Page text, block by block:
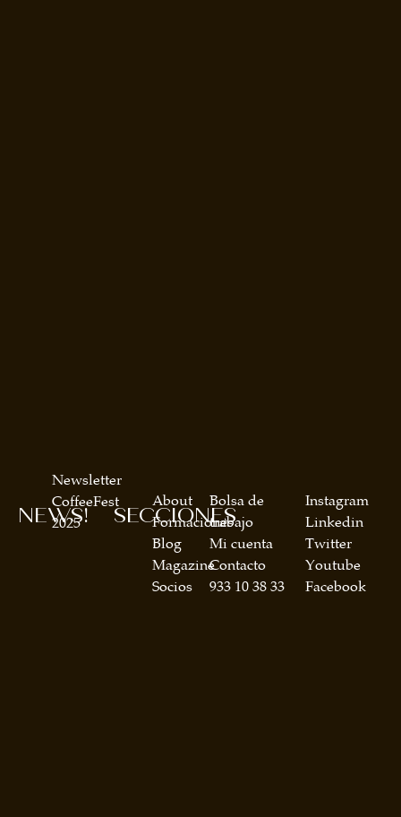
SECCIONES
About
Formaciones
Blog
Magazine
Socios
Bolsa de
trabajo
Mi cuenta
Contacto
933 10 38 33
NEWS!
Newsletter
CoffeeFest
2025
Instagram
Linkedin
Twitter
Youtube
Facebook